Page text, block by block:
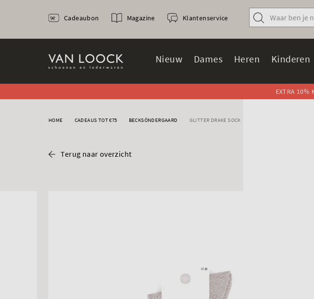
Nieuw Dames Heren Kinderen
Cadeaubon Magazine Klantenservice
EXTRA 10%
HOME CADEAUS TOT €75 BECKSÖNDERGAARD GLITTER DRAKE SOCK
Terug naar overzicht